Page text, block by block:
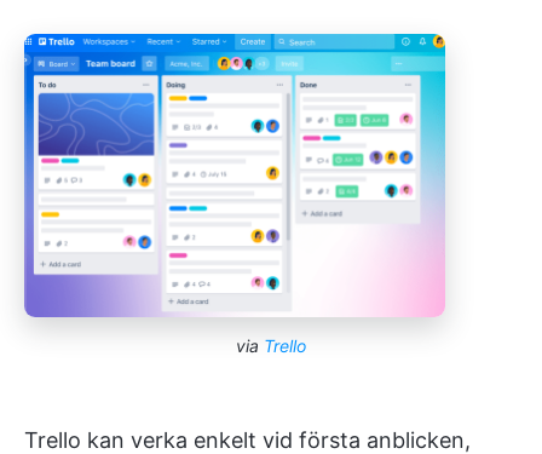
via Trello
Trello kan verka enkelt vid första anblicken,